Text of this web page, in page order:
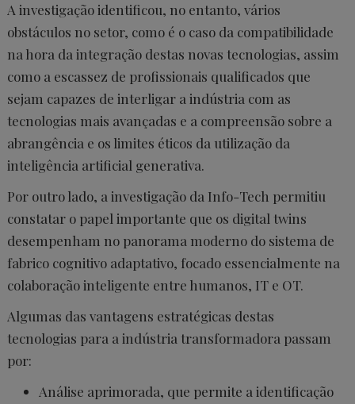
A investigação identificou, no entanto, vários
obstáculos no setor, como é o caso da compatibilidade
na hora da integração destas novas tecnologias, assim
como a escassez de profissionais qualificados que
sejam capazes de interligar a indústria com as
tecnologias mais avançadas e a compreensão sobre a
abrangência e os limites éticos da utilização da
inteligência artificial generativa.
Por outro lado, a investigação da Info-Tech permitiu
constatar o papel importante que os digital twins
desempenham no panorama moderno do sistema de
fabrico cognitivo adaptativo, focado essencialmente na
colaboração inteligente entre humanos, IT e OT.
Algumas das vantagens estratégicas destas
tecnologias para a indústria transformadora passam
por:
Análise aprimorada, que permite a identificação